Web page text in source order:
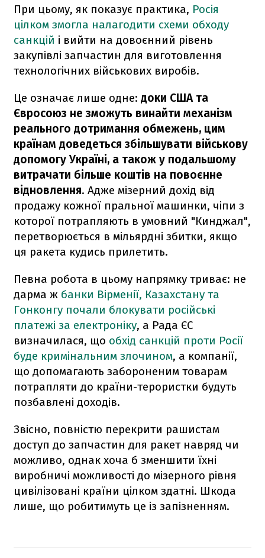
При цьому, як показує практика, Росія
цілком змогла налагодити схеми обходу
санкцій і вийти на довоєнний рівень
закупівлі запчастин для виготовлення
технологічних військових виробів.
Це означає лише одне: доки США та
Євросоюз не зможуть винайти механізм
реального дотримання обмежень, цим
країнам доведеться збільшувати військову
допомогу Україні, а також у подальшому
витрачати більше коштів на повоєнне
відновлення. Адже мізерний дохід від
продажу кожної пральної машинки, чіпи з
которої потрапляють в умовний "Кинджал",
перетворюється в мільярдні збитки, якщо
ця ракета кудись прилетить.
Певна робота в цьому напрямку триває: не
дарма ж банки Вірменії, Казахстану та
Гонконгу почали блокувати російські
платежі за електроніку, а Рада ЄС
визначилася, що обхід санкцій проти Росії
буде кримінальним злочином, а компанії,
що допомагають забороненим товарам
потрапляти до країни-терористки будуть
позбавлені доходів.
Звісно, повністю перекрити рашистам
доступ до запчастин для ракет навряд чи
можливо, однак хоча б зменшити їхні
виробничі можливості до мізерного рівня
цивілізовані країни цілком здатні. Шкода
лише, що робитимуть це із запізненням.